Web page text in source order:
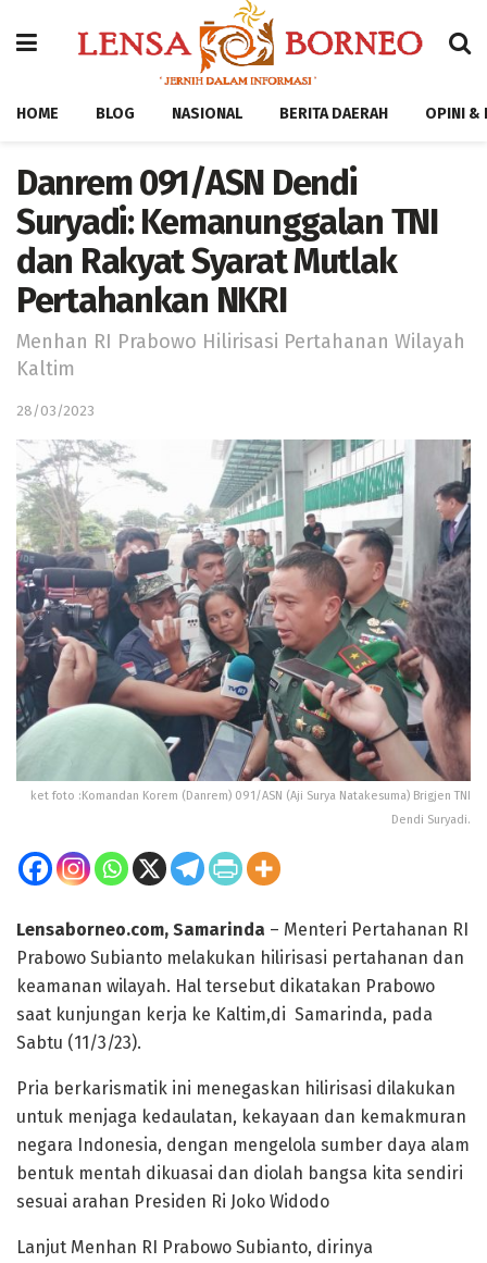
HOME BLOG NASIONAL BERITA DAERAH OPINI &
Danrem 091/ASN Dendi
Suryadi: Kemanunggalan TNI
dan Rakyat Syarat Mutlak
Pertahankan NKRI
Menhan RI Prabowo Hilirisasi Pertahanan Wilayah
Kaltim
28/03/2023
ket foto :Komandan Korem (Danrem) 091/ASN (Aji Surya Natakesuma) Brigjen TNI
Dendi Suryadi.
Lensaborneo.com, Samarinda – Menteri Pertahanan RI
Prabowo Subianto melakukan hilirisasi pertahanan dan
keamanan wilayah. Hal tersebut dikatakan Prabowo
saat kunjungan kerja ke Kaltim,di Samarinda, pada
Sabtu (11/3/23).
Pria berkarismatik ini menegaskan hilirisasi dilakukan
untuk menjaga kedaulatan, kekayaan dan kemakmuran
negara Indonesia, dengan mengelola sumber daya alam
bentuk mentah dikuasai dan diolah bangsa kita sendiri
sesuai arahan Presiden Ri Joko Widodo
Lanjut Menhan RI Prabowo Subianto, dirinya